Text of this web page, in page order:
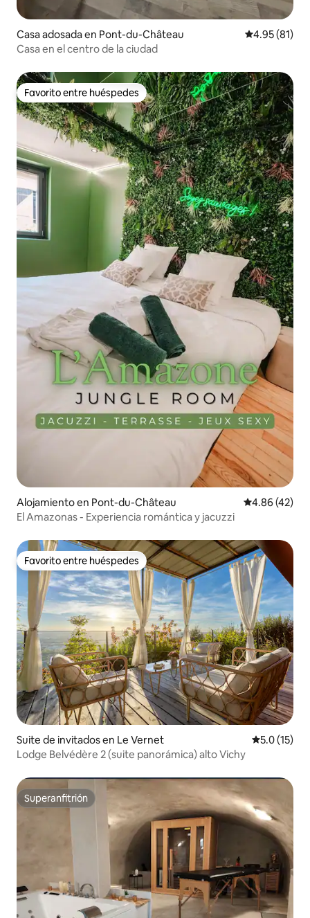
Casa adosada en Pont-du-Château Calificación
4.95 (81)
Casa en el centro de la ciudad
Favorito entre huéspedes
Favorito entre huéspedes
Alojamiento en Pont-du-Château Calificación
4.86 (42)
El Amazonas - Experiencia romántica y jacuzzi
Favorito entre huéspedes
Favorito entre huéspedes
Suite de invitados en Le Vernet Calificación
5.0 (15)
Lodge Belvédère 2 (suite panorámica) alto Vichy
Superanfitrión
Superanfitrión